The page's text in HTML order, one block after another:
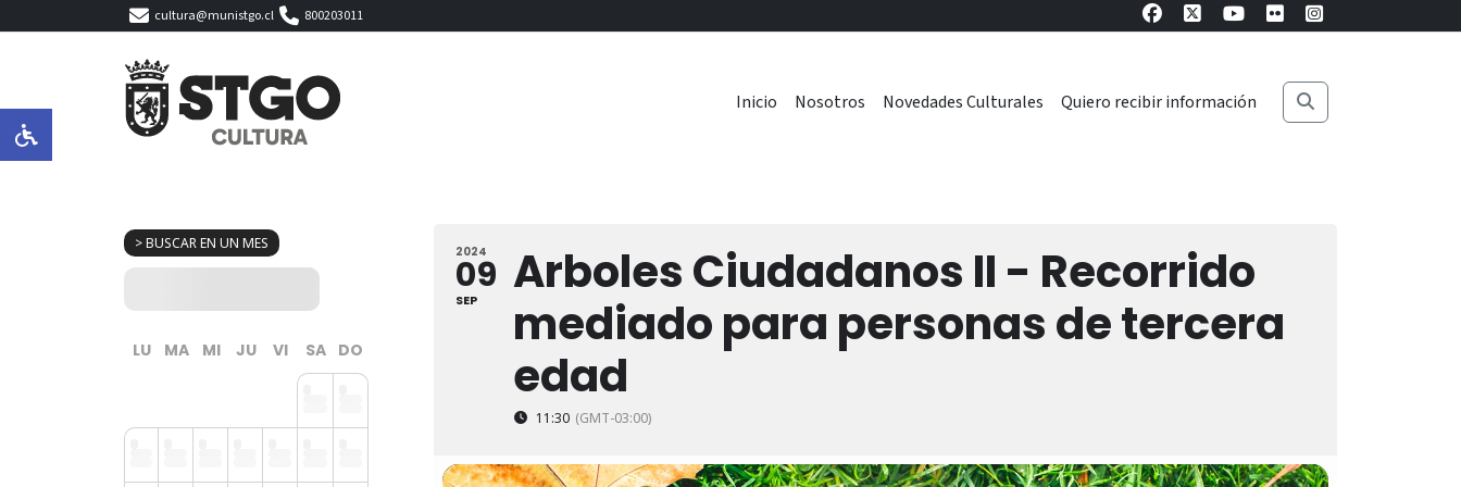
cultura@munistgo.cl 800203011
Inicio Nosotros Novedades Culturales Quiero recibir información
> BUSCAR EN UN MES
LU MA MI JU VI SA DO
2024
09
SEP
Arboles Ciudadanos II - Recorrido
mediado para personas de tercera
edad
11:30 (GMT-03:00)